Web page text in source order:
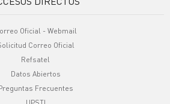
Oficial - Webmail
Correo Oficial
Refsatel
Datos Abiertos
Frecuentes